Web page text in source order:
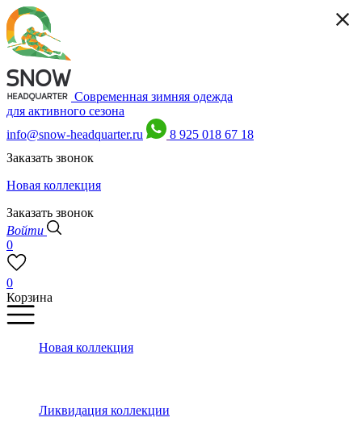
Современная зимняя одежда
для активного сезона
info@snow-headquarter.ru
8 925 018 67 18
Заказать звонок
Новая коллекция
Заказать звонок
Войти
0
0
Корзина
Новая коллекция
Ликвидация коллекции